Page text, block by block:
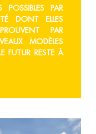
POSSIBLES PAR
DONT ELLES
PAR
MODÈLES
FUTUR RESTE À